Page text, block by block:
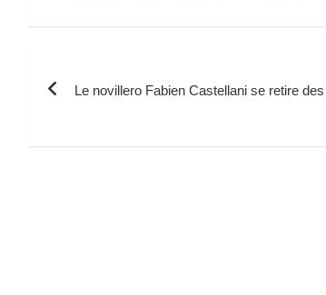
l’article
Le novillero Fabien Castellani se retire